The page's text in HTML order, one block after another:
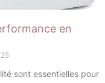
en
sont essentielles pour